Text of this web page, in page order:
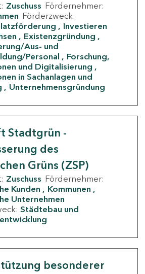
Zuschuss Fördernehmer:
Förderzweck:
Investieren
Existenzgründung
Aus- und
Personal
Forschung,
und Digitalisierung
in Sachanlagen und
Unternehmensgründung
Stadtgrün -
des
Grüns (ZSP)
Zuschuss Fördernehmer:
Kunden
Kommunen
Unternehmen
Städtebau und
besonderer